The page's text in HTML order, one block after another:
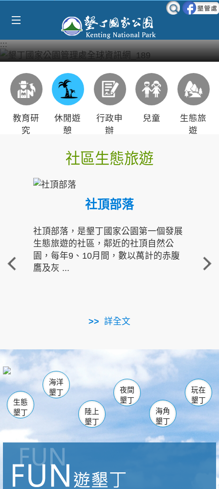
:::
教育研
究
休閒遊
憩
行政申
辦
兒童
生態旅
遊
社區生態旅遊
社頂部落
社頂部落，是墾丁國家公園第一個發展
生態旅遊的社區，鄰近的社頂自然公
園，每年9、10月間，數以萬計的赤腹
鷹及灰 ...
詳全文
重
走進
南仁湖
海生館
恆春 佳樂水
龍鑾潭自然中心 森林遊樂區
瓊麻館
關山 墾管處遊客中心
社頂公園 風吹沙
船帆石
白砂 龍磐公園
香蕉灣
砂島
鵝鑾鼻
生態
墾丁
海洋
墾丁
陸上
墾丁
夜間
墾丁
海角
墾丁
玩在
墾丁